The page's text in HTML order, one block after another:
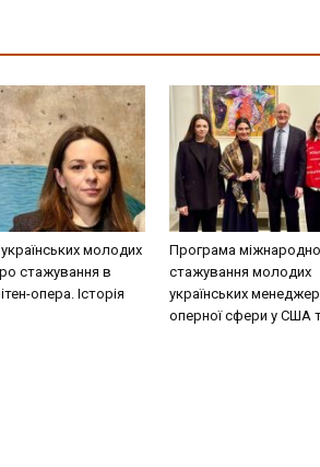
молодих
стажування в
опера. Історія
Програма
стажування молодих
українських
оперної сфери у США